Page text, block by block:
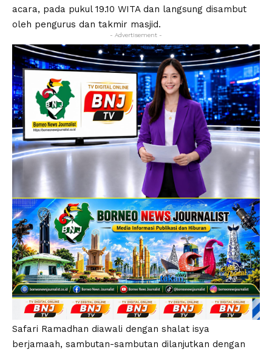
acara, pada pukul 19.10 WITA dan langsung disambut
oleh pengurus dan takmir masjid.
- Advertisement -
Safari Ramadhan diawali dengan shalat isya
berjamaah, sambutan-sambutan dilanjutkan dengan